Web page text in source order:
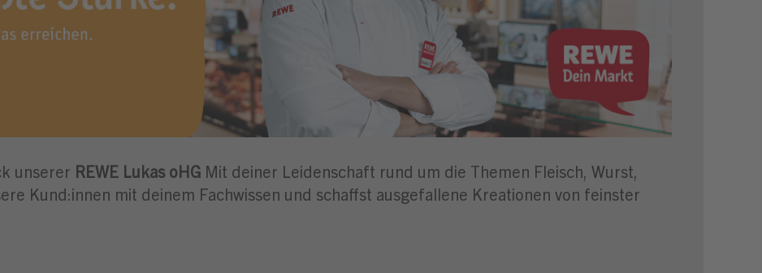
unserer REWE Lukas oHG Mit deiner Leidenschaft rund um die Themen Fleisch, Wurst,
Kund:innen mit deinem Fachwissen und schaffst ausgefallene Kreationen von feinster